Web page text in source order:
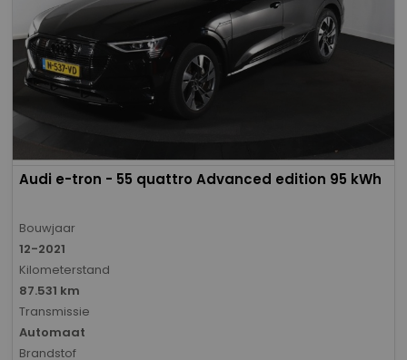
Audi e-tron - 55 quattro Advanced edition 95 kWh
Bouwjaar
12-2021
Kilometerstand
87.531 km
Transmissie
Automaat
Brandstof